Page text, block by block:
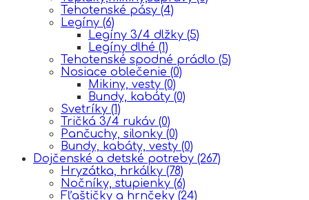
Tehotenské pásy (4)
Legíny (6)
Legíny 3/4 dlžky (5)
Legíny dlhé (1)
Tehotenské spodné prádlo (5)
Nosiace oblečenie (0)
Mikiny, vesty (0)
Bundy, kabáty (0)
Svetríky (1)
Tričká 3/4 rukáv (0)
Pančuchy, silonky (0)
Bundy, kabáty, vesty (0)
Dojčenské a detské potreby (267)
Hryzátka, hrkálky (78)
Nočníky, stupienky (6)
Fľaštičky a hrnčeky (24)